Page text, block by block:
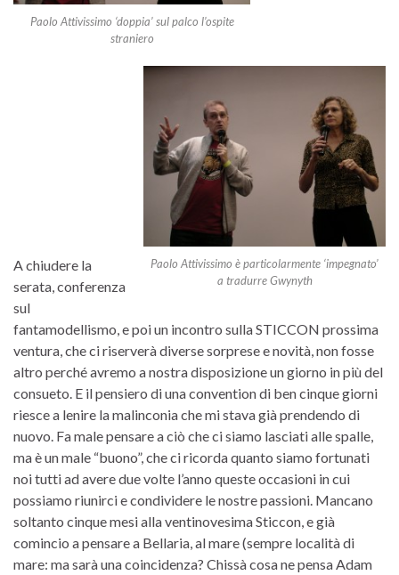
Paolo Attivissimo ‘doppia’ sul palco l’ospite
straniero
Paolo Attivissimo è particolarmente ‘impegnato’
a tradurre Gwynyth
A chiudere la
serata, conferenza
sul
fantamodellismo, e poi un incontro sulla STICCON prossima
ventura, che ci riserverà diverse sorprese e novità, non fosse
altro perché avremo a nostra disposizione un giorno in più del
consueto. E il pensiero di una convention di ben cinque giorni
riesce a lenire la malinconia che mi stava già prendendo di
nuovo. Fa male pensare a ciò che ci siamo lasciati alle spalle,
ma è un male “buono”, che ci ricorda quanto siamo fortunati
noi tutti ad avere due volte l’anno queste occasioni in cui
possiamo riunirci e condividere le nostre passioni. Mancano
soltanto cinque mesi alla ventinovesima Sticcon, e già
comincio a pensare a Bellaria, al mare (sempre località di
mare: ma sarà una coincidenza? Chissà cosa ne pensa Adam